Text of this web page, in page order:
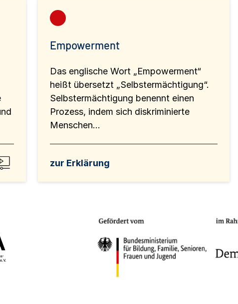
Empowerment
Das englische Wort „Empowerment“
heißt übersetzt „Selbstermächtigung“.
Selbstermächtigung benennt einen
Prozess, indem sich diskriminierte
Menschen...
zur Erklärung